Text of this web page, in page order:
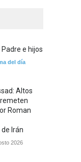
e hijos
del día
Altos
Roman
Irán
2026